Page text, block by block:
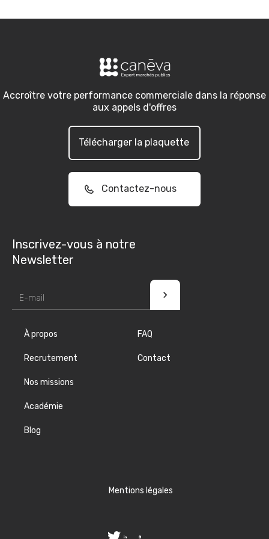
Accroître votre performance commerciale dans la réponse
aux appels d'offres
Télécharger la plaquette
Contactez-nous
Inscrivez-vous à notre
Newsletter
À propos
Recrutement
Nos missions
Académie
Blog
FAQ
Contact
Mentions légales